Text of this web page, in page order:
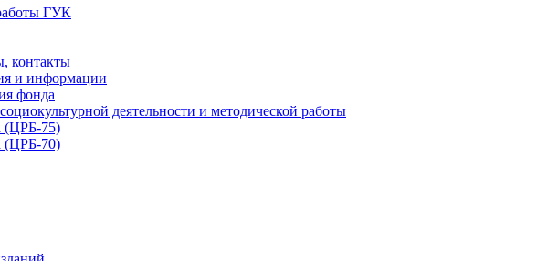
ГУК
контакты
и информации
фонда
деятельности и методической работы
(ЦРБ-75)
(ЦРБ-70)